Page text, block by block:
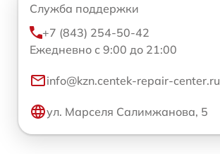
Служба поддержки
+7 (843) 254-50-42
Ежедневно с 9:00 до 21:00
info@kzn.centek-repair-center.ru
ул. Марселя Салимжанова, 5